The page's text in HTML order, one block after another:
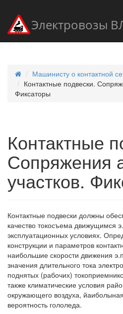
Электровозы
Машинисту о контактной
Контактные подвески.
Фиксаторы
Контактные
Сопряжения
участков.
Контактные подвески должны
качество токосъема движущимся
эксплуатационных условиях.
конструкции и параметров
наибольшие скорости движения
значения длительного тока
поднятых (рабочих)
также климатические условия
окружающего воздуха,
вероятность гололеда.